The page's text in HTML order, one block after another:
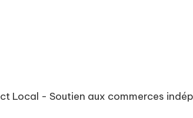
Local - Soutien aux commerces